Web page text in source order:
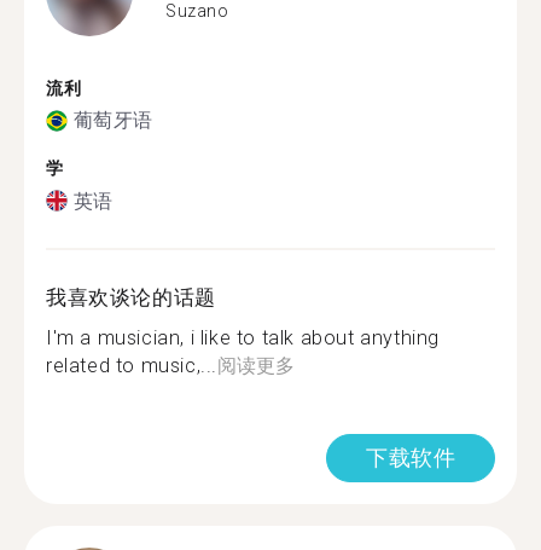
Suzano
流利
葡萄牙语
学
英语
我喜欢谈论的话题
I'm a musician, i like to talk about anything
related to music,... 阅读更多
下载软件